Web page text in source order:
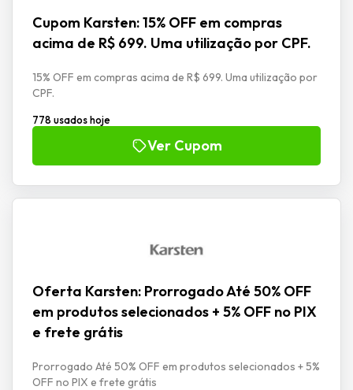
Cupom Karsten: 15% OFF em compras
acima de R$ 699. Uma utilização por CPF.
15% OFF em compras acima de R$ 699. Uma utilização por
CPF.
778 usados hoje
Ver Cupom
Oferta Karsten: Prorrogado Até 50% OFF
em produtos selecionados + 5% OFF no PIX
e frete grátis
Prorrogado Até 50% OFF em produtos selecionados + 5%
OFF no PIX e frete grátis